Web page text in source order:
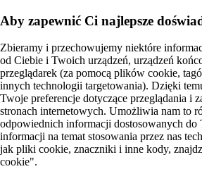
Aby zapewnić Ci najlepsze
Zbieramy i przechowujemy niektóre
od Ciebie i Twoich urządzeń, urządzeń
przeglądarek (za pomocą plików cookie,
innych technologii targetowania). Dzięki
Twoje preferencje dotyczące przeglądania i
stronach internetowych. Umożliwia nam to
odpowiednich informacji dostosowanych do
informacji na temat stosowania przez nas
jak pliki cookie, znaczniki i inne kody,
cookie".